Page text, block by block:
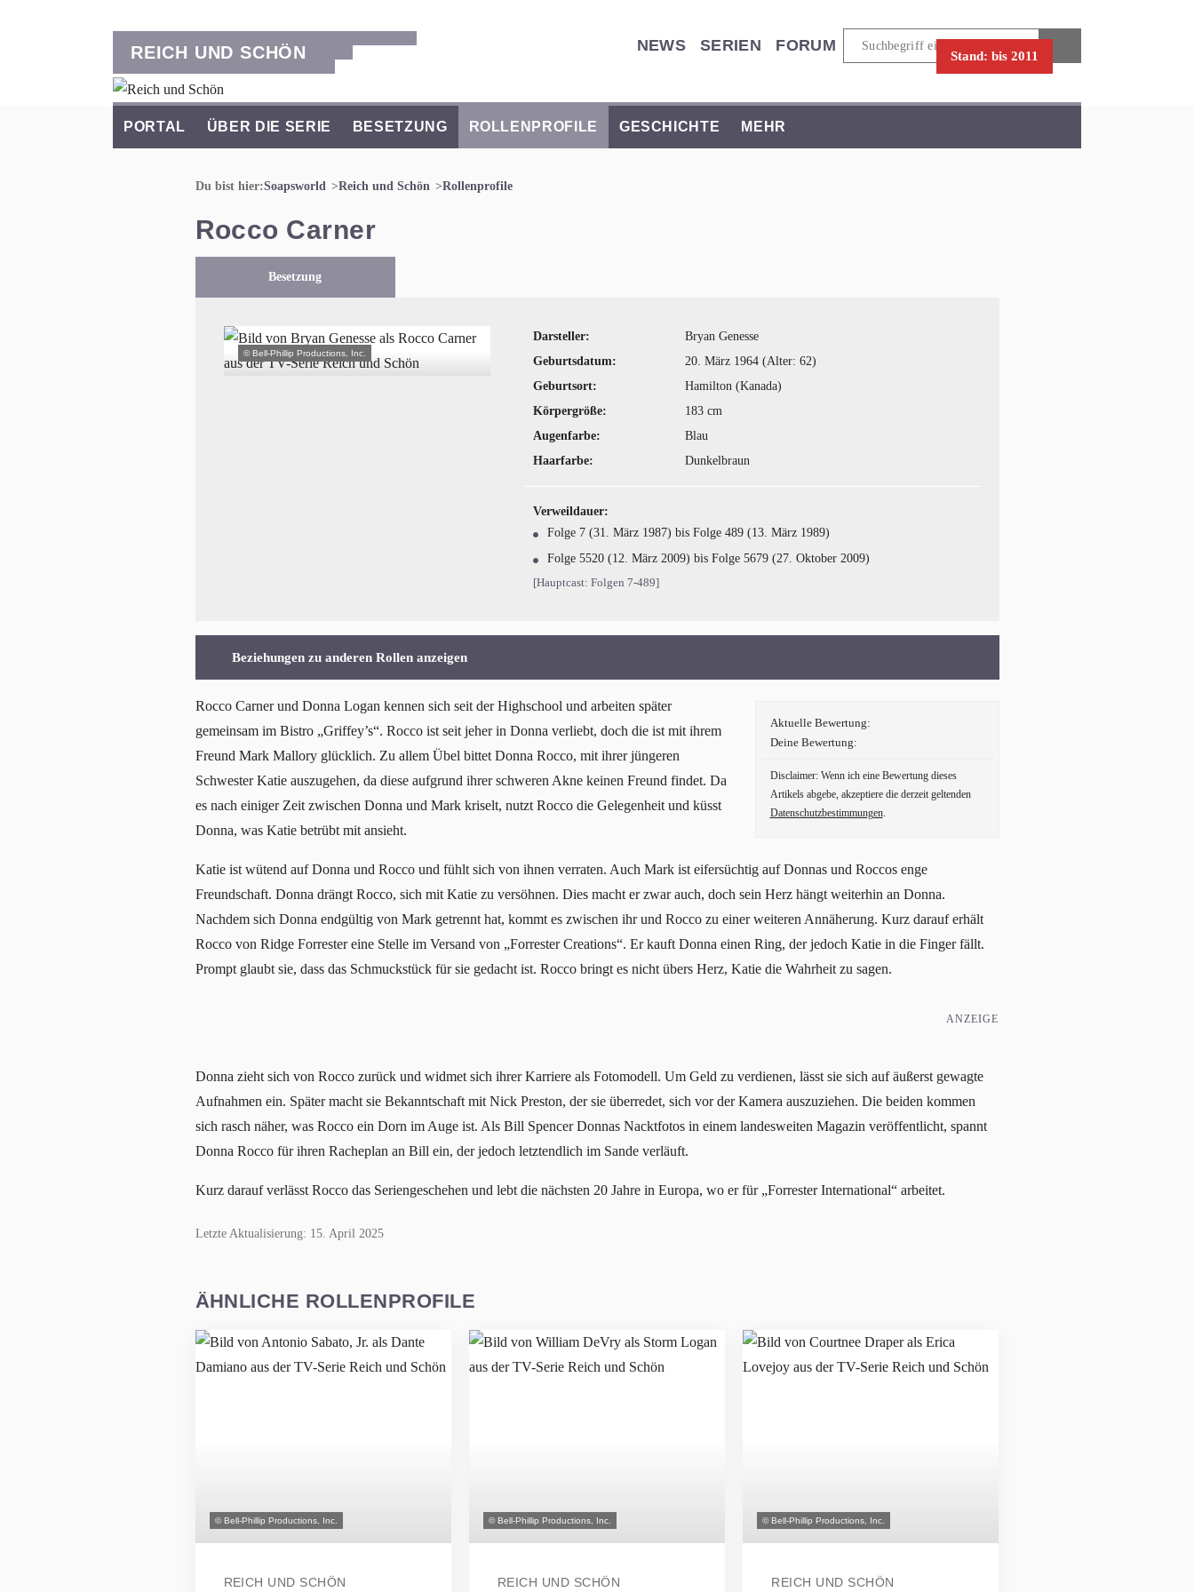
NEWS SERIEN FORUM
REICH UND SCHÖN Stand: bis 2011
PORTAL ÜBER DIE SERIE BESETZUNG ROLLENPROFILE GESCHICHTE MEHR
Du bist hier:Soapsworld Reich und Schön Rollenprofile
Rocco Carner
Besetzung
© Bell-Phillip Productions, Inc.
Darsteller:
Bryan Genesse
Geburtsdatum:
20. März 1964 (Alter: 62)
Geburtsort:
Hamilton (Kanada)
Körpergröße:
183 cm
Augenfarbe:
Blau
Haarfarbe:
Dunkelbraun
Verweildauer:
Folge 7 (31. März 1987) bis Folge 489 (13. März 1989)
Folge 5520 (12. März 2009) bis Folge 5679 (27. Oktober 2009)
[Hauptcast: Folgen 7-489]
Beziehungen zu anderen Rollen anzeigen
Aktuelle Bewertung:
Deine Bewertung:
Disclaimer: Wenn ich eine Bewertung dieses
Artikels abgebe, akzeptiere die derzeit geltenden
Datenschutzbestimmungen.
Rocco Carner und Donna Logan kennen sich seit der Highschool und arbeiten später
gemeinsam im Bistro „Griffey’s“. Rocco ist seit jeher in Donna verliebt, doch die ist mit ihrem
Freund Mark Mallory glücklich. Zu allem Übel bittet Donna Rocco, mit ihrer jüngeren
Schwester Katie auszugehen, da diese aufgrund ihrer schweren Akne keinen Freund findet. Da
es nach einiger Zeit zwischen Donna und Mark kriselt, nutzt Rocco die Gelegenheit und küsst
Donna, was Katie betrübt mit ansieht.
Katie ist wütend auf Donna und Rocco und fühlt sich von ihnen verraten. Auch Mark ist eifersüchtig auf Donnas und Roccos enge
Freundschaft. Donna drängt Rocco, sich mit Katie zu versöhnen. Dies macht er zwar auch, doch sein Herz hängt weiterhin an Donna.
Nachdem sich Donna endgültig von Mark getrennt hat, kommt es zwischen ihr und Rocco zu einer weiteren Annäherung. Kurz darauf erhält
Rocco von Ridge Forrester eine Stelle im Versand von „Forrester Creations“. Er kauft Donna einen Ring, der jedoch Katie in die Finger fällt.
Prompt glaubt sie, dass das Schmuckstück für sie gedacht ist. Rocco bringt es nicht übers Herz, Katie die Wahrheit zu sagen.
ANZEIGE
Donna zieht sich von Rocco zurück und widmet sich ihrer Karriere als Fotomodell. Um Geld zu verdienen, lässt sie sich auf äußerst gewagte
Aufnahmen ein. Später macht sie Bekanntschaft mit Nick Preston, der sie überredet, sich vor der Kamera auszuziehen. Die beiden kommen
sich rasch näher, was Rocco ein Dorn im Auge ist. Als Bill Spencer Donnas Nacktfotos in einem landesweiten Magazin veröffentlicht, spannt
Donna Rocco für ihren Racheplan an Bill ein, der jedoch letztendlich im Sande verläuft.
Kurz darauf verlässt Rocco das Seriengeschehen und lebt die nächsten 20 Jahre in Europa, wo er für „Forrester International“ arbeitet.
Letzte Aktualisierung: 15. April 2025
ÄHNLICHE ROLLENPROFILE
© Bell-Phillip Productions, Inc.
REICH UND SCHÖN
© Bell-Phillip Productions, Inc.
REICH UND SCHÖN
© Bell-Phillip Productions, Inc.
REICH UND SCHÖN